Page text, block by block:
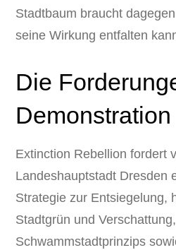
Stadtbaum braucht
seine Wirkung entfalten
Die
Demonstration
Extinction Rebellion fordert
Landeshauptstadt Dresden
Strategie zur Entsiegelung,
Stadtgrün und
Schwammstadtprinzips